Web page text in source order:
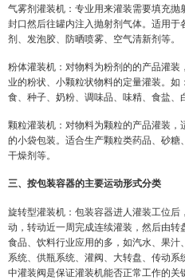
气雾剂灌装机：专业用来灌装需要填充
封口然后往罐内注入抛射剂气体。适用
剂、发泡胶、防晒喷雾、空气清新剂等。
粉体灌装机：对物料为粉剂的的产品灌
业的粉状、小颗粒状物料的定量灌装。
食、种子、奶粉、调味品、味精、食盐、
颗粒灌装机：对物料为颗粒的产品灌装
的小袋包装。适合生产颗粒类药品、砂糖
干燥剂等。
三、按包装容器的主要运动形式分类
旋转型灌装机：包装容器进人灌装工位
动，转动近一周完成连续灌装，然后由
食品、饮料行业应用的多，如汽水、果
系统、供瓶系统、灌阀、大转盘、传动
中灌装阀是保证灌装机能否正常工作的关